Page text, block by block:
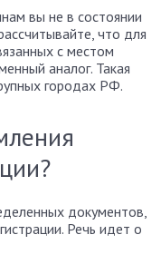
вы не в состоянии
что для
с местом
аналог. Такая
городах РФ.
документов,
Речь идет о